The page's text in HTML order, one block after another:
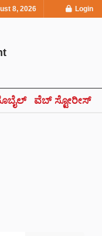
8, 2026 Login
ವೆಬ್ ಸ್ಟೋರೀಸ್